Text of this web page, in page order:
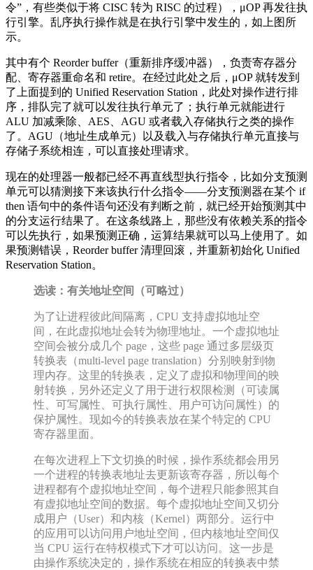
令”，有些类似于将 CISC 转为 RISC 的过程），μOP 再发往执
行引擎。乱序执行操作就是在执行引擎中发生的，如上图所
示。
其中有个 Reorder buffer（重新排序缓冲器），负责寄存器分
配、寄存器重命名和 retire。在经过此处之后，μOP 就转发到
了上面提到的 Unified Reservation Station，此处对操作进行排
序，排队完了就可以发往执行单元了；执行单元就能进行
ALU 加减乘除、AES、AGU 或者载入存储执行之类的操作
了。AGU（地址生成单元）以及载入与存储执行单元直接与
存储子系统相连，可以直接处理请求。
现在的处理器一般都已经不再直线型执行指令，比如分支预测
单元可以猜测接下来该执行什么指令——分支预测器在某个 if
then 语句中的条件语句还没有判断之前，就已经开始预测其中
的分支运行结果了。在这条线路上，那些没有依赖关系的指令
可以先执行，如果预测正确，运算结果就可以马上使用了。如
果预测错误，Reorder buffer 清理回滚，并重新初始化 Unified
Reservation Station。
选读：有关地址空间（可略过）
为了让进程彼此间隔离，CPU 支持虚拟地址空
间，在此虚拟地址会转为物理地址。一个虚拟地址
空间会被分成几个 page，这些 page 通过多层级页
转换表（multi-level page translation）分别映射到物
理内存。这里的转换表，定义了虚拟和物理间的映
射转换，另外还定义了用于进行权限检测（可读属
性、可写属性、可执行属性、用户可访问属性）的
保护属性。现如今的转换表放在某个特定的 CPU
寄存器里面。
在每次进程上下文切换的时候，操作系统都会用另
一个进程的转换表地址去更新该寄存器，所以每个
进程都有个虚拟地址空间，每个进程只能参照其自
有虚拟地址空间的数据。每个虚拟地址空间又切分
成用户（User）和内核（Kernel）两部分。运行中
的应用可以访问用户地址空间，但内核地址空间仅
当 CPU 运行在特权模式下才可以访问。这一步是
由操作系统决定的，操作系统在相应的转换表中禁